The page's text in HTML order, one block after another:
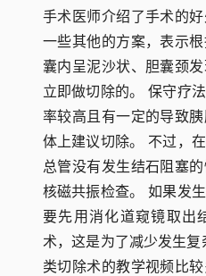
手术医师介绍了手术的
一些其他的方案，表示
囊内呈泥沙状、胆囊颈
立即做切除的。 保守疗
率较高且有一定的导致
体上建议切除。 不过，
总管没有发生结石阻塞
核磁共振检查。 如果发
要先用消化道窥镜取出
术，这是为了减少发生
类切除术的教学视频比